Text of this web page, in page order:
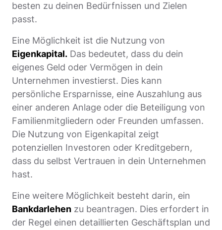
besten zu deinen Bedürfnissen und Zielen
passt.
Eine Möglichkeit ist die Nutzung von
Eigenkapital. Das bedeutet, dass du dein
eigenes Geld oder Vermögen in dein
Unternehmen investierst. Dies kann
persönliche Ersparnisse, eine Auszahlung aus
einer anderen Anlage oder die Beteiligung von
Familienmitgliedern oder Freunden umfassen.
Die Nutzung von Eigenkapital zeigt
potenziellen Investoren oder Kreditgebern,
dass du selbst Vertrauen in dein Unternehmen
hast.
Eine weitere Möglichkeit besteht darin, ein
Bankdarlehen zu beantragen. Dies erfordert in
der Regel einen detaillierten Geschäftsplan und